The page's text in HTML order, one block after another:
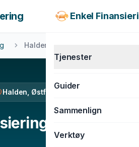
Enkel
Tjenester
MC-lån
Guider
Sammenlign
Verktøy
Halden
Halden Østfold